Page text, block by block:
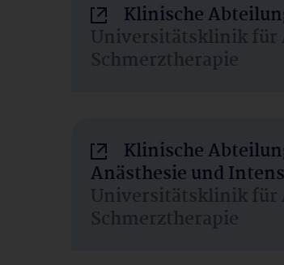
Klinische
Universitätsklinik für
Schmerztherapie
Klinische
Anästhesie und
Universitätsklinik für
Schmerztherapie